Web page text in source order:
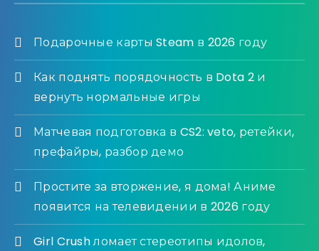
Подарочные карты Steam в 2026 году
Как поднять порядочность в Dota 2 и
вернуть нормальные игры
Матчевая подготовка в CS2: veto, ретейки,
префайры, разбор демо
Простите за вторжение, я дома! Аниме
появится на телевидении в 2026 году
Girl Crush ломает стереотипы идолов,